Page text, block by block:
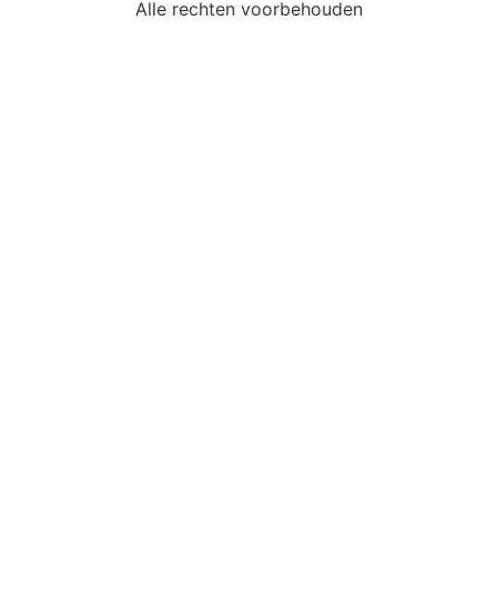
Alle rechten voorbehouden